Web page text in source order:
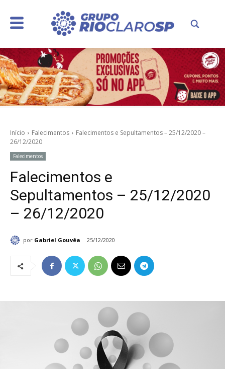
Início Falecimentos
Falecimentos e Sepultamentos – 25/12/2020 –
26/12/2020
Falecimentos
Falecimentos e
Sepultamentos – 25/12/2020
– 26/12/2020
por Gabriel Gouvêa 25/12/2020